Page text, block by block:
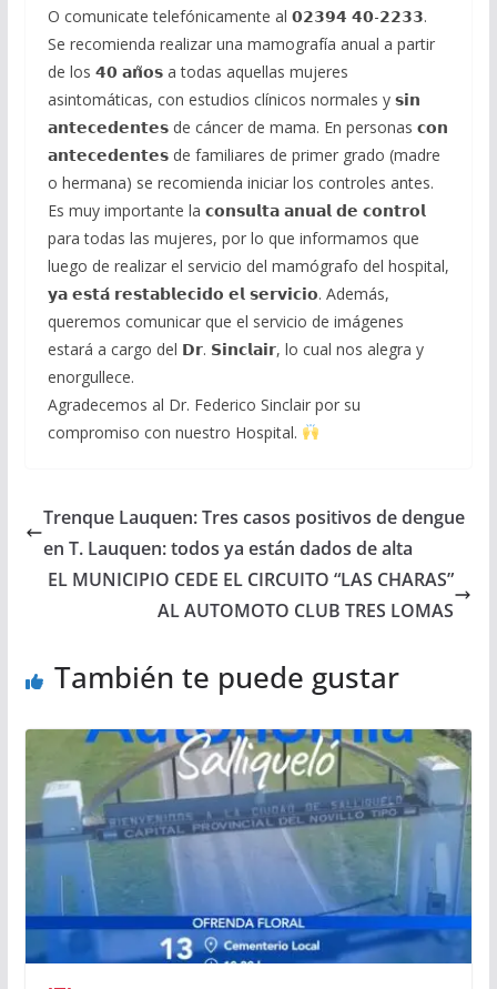
O comunicate telefónicamente al 𝟬𝟮𝟯𝟵𝟰 𝟰𝟬-𝟮𝟮𝟯𝟯.
Se recomienda realizar una mamografía anual a partir
de los 𝟰𝟬 𝗮𝗻̃𝗼𝘀 a todas aquellas mujeres
asintomáticas, con estudios clínicos normales y 𝘀𝗶𝗻
𝗮𝗻𝘁𝗲𝗰𝗲𝗱𝗲𝗻𝘁𝗲𝘀 de cáncer de mama. En personas 𝗰𝗼𝗻
𝗮𝗻𝘁𝗲𝗰𝗲𝗱𝗲𝗻𝘁𝗲𝘀 de familiares de primer grado (madre
o hermana) se recomienda iniciar los controles antes.
Es muy importante la 𝗰𝗼𝗻𝘀𝘂𝗹𝘁𝗮 𝗮𝗻𝘂𝗮𝗹 𝗱𝗲 𝗰𝗼𝗻𝘁𝗿𝗼𝗹
para todas las mujeres, por lo que informamos que
luego de realizar el servicio del mamógrafo del hospital,
𝘆𝗮 𝗲𝘀𝘁𝗮́ 𝗿𝗲𝘀𝘁𝗮𝗯𝗹𝗲𝗰𝗶𝗱𝗼 𝗲𝗹 𝘀𝗲𝗿𝘃𝗶𝗰𝗶𝗼. Además,
queremos comunicar que el servicio de imágenes
estará a cargo del 𝗗𝗿. 𝗦𝗶𝗻𝗰𝗹𝗮𝗶𝗿, lo cual nos alegra y
enorgullece.
Agradecemos al Dr. Federico Sinclair por su
compromiso con nuestro Hospital.
Trenque Lauquen: Tres casos positivos de dengue
en T. Lauquen: todos ya están dados de alta
EL MUNICIPIO CEDE EL CIRCUITO “LAS CHARAS”
AL AUTOMOTO CLUB TRES LOMAS
También te puede gustar